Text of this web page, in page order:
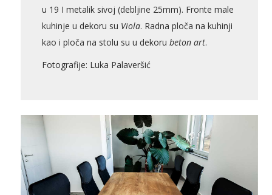
Pogledajte što je novo
u ponudi
u 19 I metalik sivoj (debljine 25mm). Fronte male
kuhinje u dekoru su Viola. Radna ploča na kuhinji
kao i ploča na stolu su u dekorubeton art.
Fotografije: Luka Palaveršić